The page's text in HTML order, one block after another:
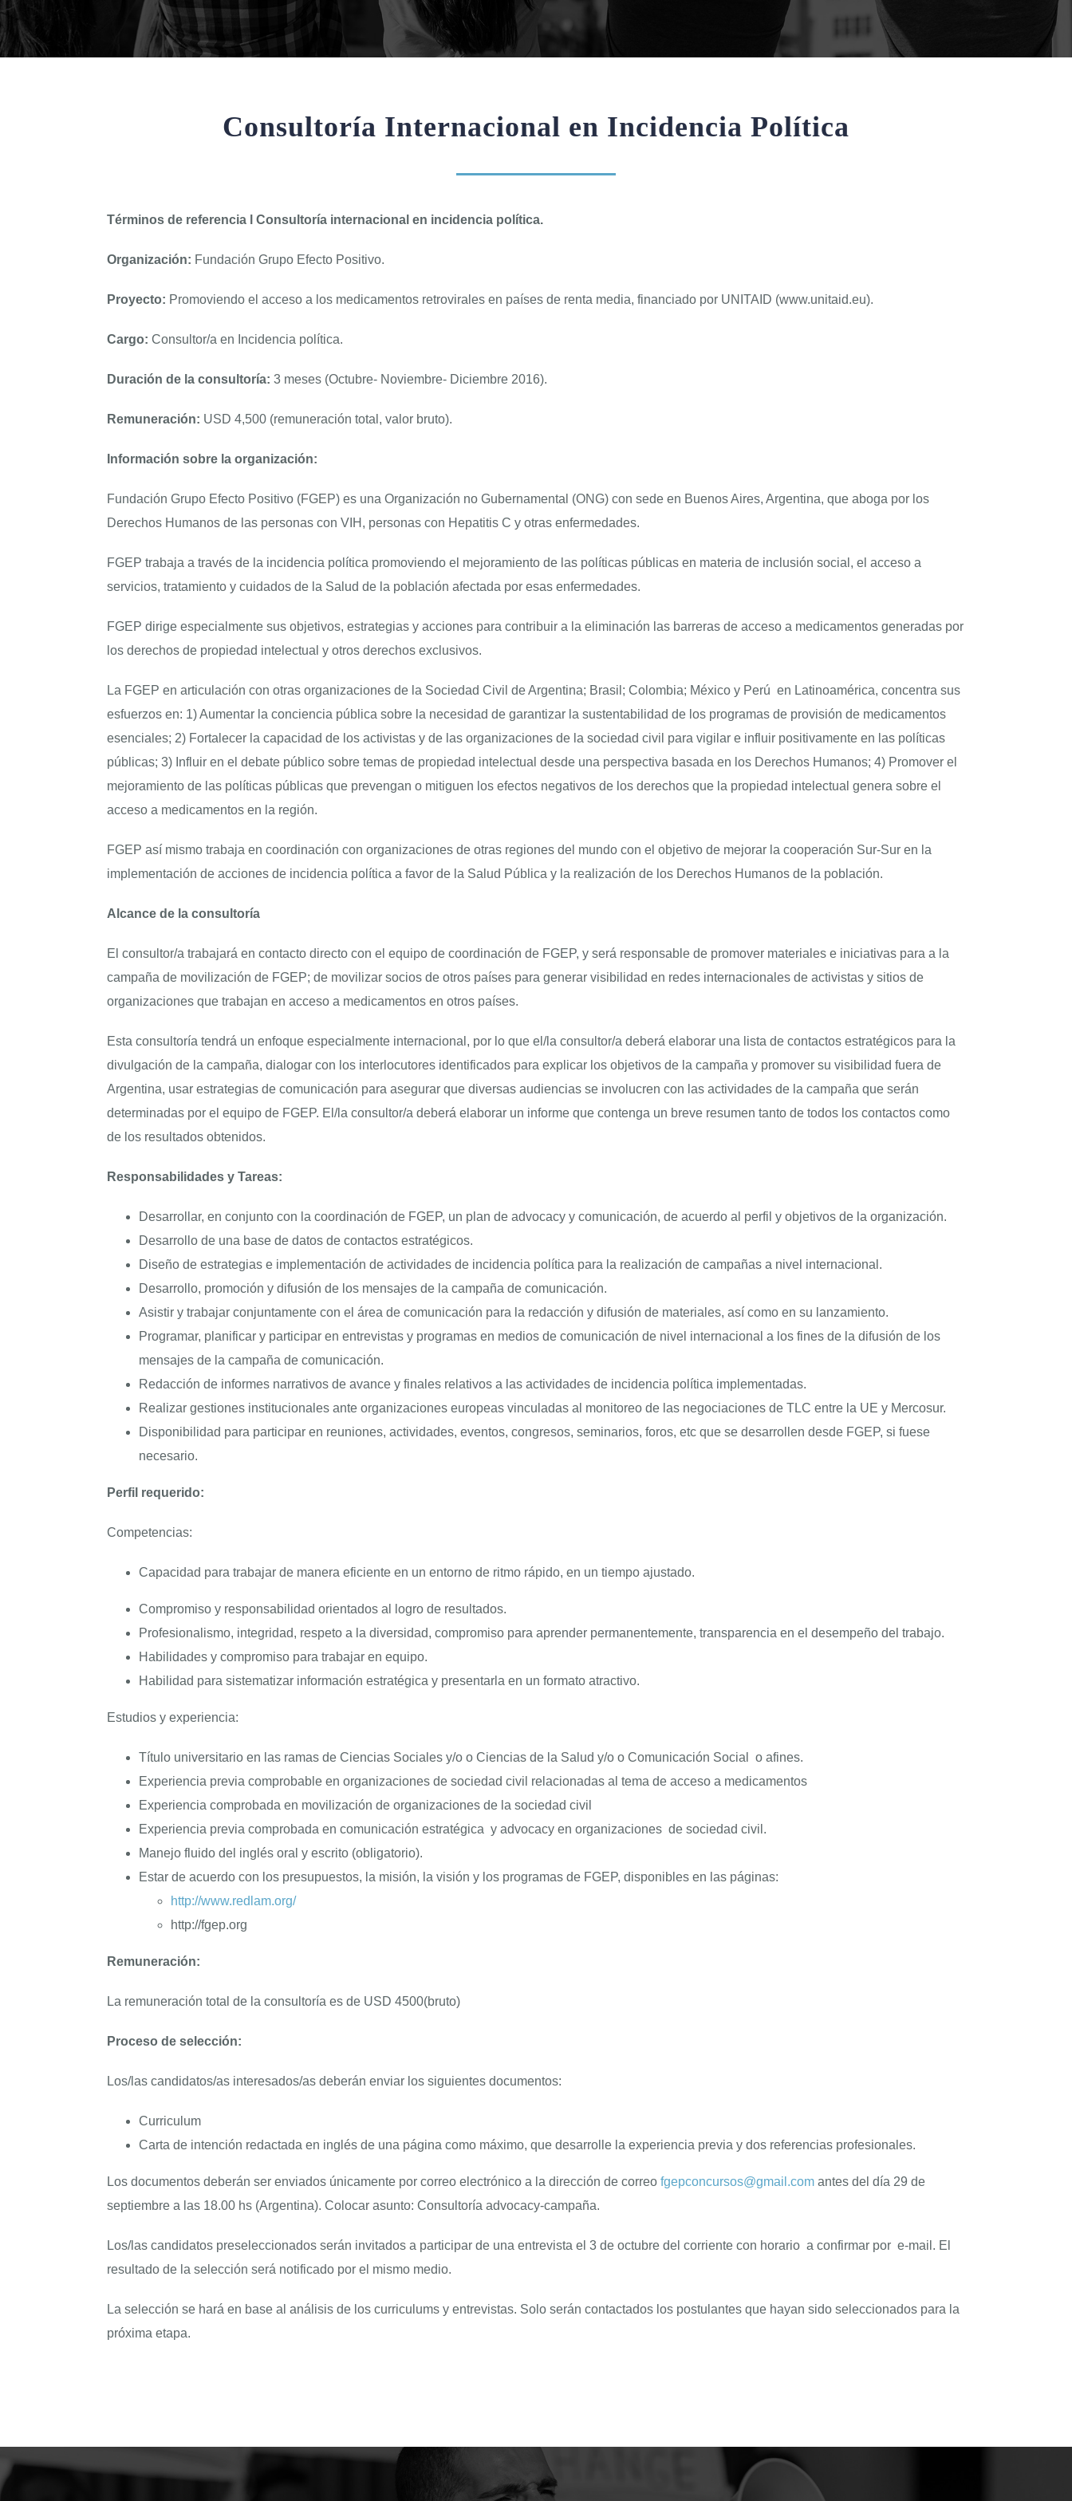
Consultoría Internacional en Incidencia Política
Términos de referencia lConsultoría internacional en incidencia política.
Organización: Fundación Grupo Efecto Positivo.
Proyecto: Promoviendo el acceso a los medicamentos retrovirales en países de renta media, financiado por UNITAID (www.unitaid.eu).
Cargo: Consultor/a en Incidencia política.
Duración de la consultoría:3 meses (Octubre- Noviembre- Diciembre 2016).
Remuneración: USD 4,500 (remuneración total, valor bruto).
Información sobre la organización:
Fundación Grupo Efecto Positivo (FGEP) es una Organización no Gubernamental (ONG) con sede en Buenos Aires, Argentina, que aboga por los
Derechos Humanos de las personas con VIH, personas con Hepatitis C y otras enfermedades.
FGEP trabaja a través de la incidencia política promoviendo el mejoramiento de las políticas públicas en materia de inclusión social, el acceso a
servicios, tratamiento y cuidados de la Salud de la población afectada por esas enfermedades.
FGEP dirige especialmente sus objetivos, estrategias y acciones para contribuir a la eliminación las barreras de acceso a medicamentos generadas por
los derechos de propiedad intelectual y otros derechos exclusivos.
La FGEP en articulación con otras organizaciones de la Sociedad Civil de Argentina; Brasil; Colombia; México y Perú en Latinoamérica, concentra sus
esfuerzos en: 1) Aumentar la conciencia pública sobre la necesidad de garantizar la sustentabilidad de los programas de provisión de medicamentos
esenciales; 2) Fortalecer la capacidad de los activistas y de las organizaciones de la sociedad civil para vigilar e influir positivamente en las políticas
públicas; 3) Influir en el debate público sobre temas de propiedad intelectual desde una perspectiva basada en los Derechos Humanos; 4) Promover el
mejoramiento de las políticas públicas que prevengan o mitiguen los efectos negativos de los derechos que la propiedad intelectual genera sobre el
acceso a medicamentos en la región.
FGEP así mismo trabaja en coordinación con organizaciones de otras regiones del mundo con el objetivo de mejorar la cooperación Sur-Sur en la
implementación de acciones de incidencia política a favor de la Salud Pública y la realización de los Derechos Humanos de la población.
Alcance de la consultoría
El consultor/a trabajará en contacto directo con el equipo de coordinación de FGEP, y será responsable de promover materiales e iniciativas para a la
campaña de movilización de FGEP; de movilizar socios de otros países para generar visibilidad en redes internacionales de activistas y sitios de
organizaciones que trabajan en acceso a medicamentos en otros países.
Esta consultoría tendrá un enfoque especialmente internacional, por lo que el/la consultor/a deberá elaborar una lista de contactos estratégicos para la
divulgación de la campaña, dialogar con los interlocutores identificados para explicar los objetivos de la campaña y promover su visibilidad fuera de
Argentina, usar estrategias de comunicación para asegurar que diversas audiencias se involucren con las actividades de la campaña que serán
determinadas por el equipo de FGEP. El/la consultor/a deberá elaborar un informe que contenga un breve resumen tanto de todos los contactos como
de los resultados obtenidos.
Responsabilidades y Tareas:
Desarrollar, en conjunto con la coordinación de FGEP, un plan de advocacy y comunicación, de acuerdo al perfil y objetivos de la organización.
Desarrollo de una base de datos de contactos estratégicos.
Diseño de estrategias e implementación de actividades de incidencia política para la realización de campañas a nivel internacional.
Desarrollo, promoción y difusión de los mensajes de la campaña de comunicación.
Asistir y trabajar conjuntamente con el área de comunicación para la redacción y difusión de materiales, así como en su lanzamiento.
Programar, planificar y participar en entrevistas y programas en medios de comunicación de nivel internacional a los fines de la difusión de los
mensajes de la campaña de comunicación.
Redacción de informes narrativos de avance y finales relativos a las actividades de incidencia política implementadas.
Realizar gestiones institucionales ante organizaciones europeas vinculadas al monitoreo de las negociaciones de TLC entre la UE y Mercosur.
Disponibilidad para participar en reuniones, actividades, eventos, congresos, seminarios, foros, etc que se desarrollen desde FGEP, si fuese
necesario.
Perfil requerido:
Competencias:
Capacidad para trabajar de manera eficiente en un entorno de ritmo rápido, en un tiempo ajustado.
Compromiso y responsabilidad orientados al logro de resultados.
Profesionalismo, integridad, respeto a la diversidad, compromiso para aprender permanentemente, transparencia en el desempeño del trabajo.
Habilidades y compromiso para trabajar en equipo.
Habilidad para sistematizar información estratégica y presentarla en un formato atractivo.
Estudios y experiencia:
Título universitario en las ramas de Ciencias Sociales y/o o Ciencias de la Salud y/o o Comunicación Social o afines.
Experiencia previa comprobable en organizaciones de sociedad civil relacionadas al tema de acceso a medicamentos
Experiencia comprobada en movilización de organizaciones de la sociedad civil
Experiencia previa comprobada en comunicación estratégica y advocacy en organizaciones de sociedad civil.
Manejo fluido del inglés oral y escrito (obligatorio).
Estar de acuerdo con los presupuestos, la misión, la visión y los programas de FGEP, disponibles en las páginas:
http://www.redlam.org/
http://fgep.org
Remuneración:
La remuneración total de la consultoría es de USD 4500(bruto)
Proceso de selección:
Los/las candidatos/as interesados/as deberán enviar los siguientes documentos:
Curriculum
Carta de intención redactada en inglés de una página como máximo, que desarrolle la experiencia previa y dos referencias profesionales.
Los documentos deberán ser enviados únicamente por correo electrónico a la dirección de correofgepconcursos@gmail.com antes del día 29 de
septiembre a las 18.00 hs (Argentina). Colocar asunto: Consultoría advocacy-campaña.
Los/las candidatos preseleccionados serán invitados a participar de una entrevista el 3 de octubre del corriente con horario a confirmar por e-mail. El
resultado de la selección será notificado por el mismo medio.
La selección se hará en base al análisis de los curriculums y entrevistas. Solo serán contactados los postulantes que hayan sido seleccionados para la
próxima etapa.